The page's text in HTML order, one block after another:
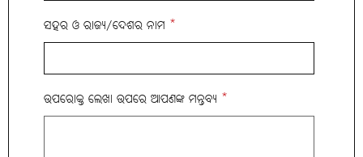
ସହର ଓ ରାଜ୍ୟ/ଦେଶର ନାମ *
ଉପରୋକ୍ତ ଲେଖା ଉପରେ ଆପଣଙ୍କ ମନ୍ତବ୍ୟ *